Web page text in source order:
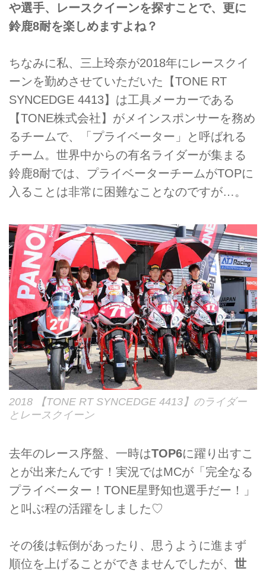
や選手、レースクイーンを探すことで、更に
鈴鹿8耐を楽しめますよね？
ちなみに私、三上玲奈が2018年にレースクイ
ーンを勤めさせていただいた【TONE RT
SYNCEDGE 4413】は工具メーカーである
【TONE株式会社】がメインスポンサーを務め
るチームで、「プライベーター」と呼ばれる
チーム。世界中からの有名ライダーが集まる
鈴鹿8耐では、プライベーターチームがTOPに
入ることは非常に困難なことなのですが…。
2018 【TONE RT SYNCEDGE 4413】のライダー
とレースクイーン
去年のレース序盤、一時はTOP6に躍り出すこ
とが出来たんです！実況ではMCが「完全なる
プライベーター！TONE星野知也選手だー！」
と叫ぶ程の活躍をしました♡
その後は転倒があったり、思うように進まず
順位を上げることができませんでしたが、 世